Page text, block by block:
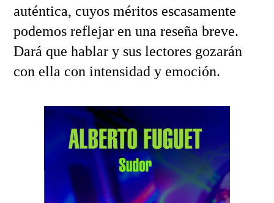
auténtica, cuyos méritos escasamente
podemos reflejar en una reseña breve.
Dará que hablar y sus lectores gozarán
con ella con intensidad y emoción.